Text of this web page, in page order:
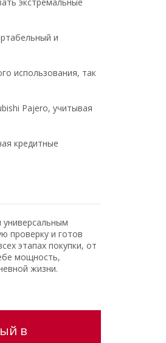
и
использования, так
Pajero, учитывая
кредитные
проверку и готов
этапах покупки, от
мощность,
жизни.
в